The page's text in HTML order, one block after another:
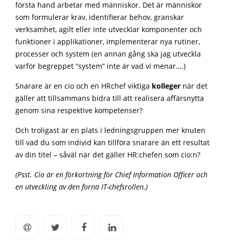
första hand arbetar med människor. Det är människor
som formulerar krav, identifierar behov, granskar
verksamhet, agilt eller inte utvecklar komponenter och
funktioner i applikationer, implementerar nya rutiner,
processer och system (en annan gång ska jag utveckla
varför begreppet ”system” inte är vad vi menar….)
Snarare är en cio och en HRchef viktiga kolleger när det
gäller att tillsammans bidra till att realisera affärsnytta
genom sina respektive kompetenser?
Och troligast är en plats i ledningsgruppen mer knuten
till vad du som individ kan tillföra snarare än ett resultat
av din titel – såväl när det gäller HR:chefen som cio:n?
(Psst. Cio är en förkortning för Chief Information Officer och
en utveckling av den forna IT-chefsrollen.)